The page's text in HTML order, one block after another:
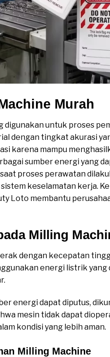
Murah
digunakan untuk proses
dengan tingkat akurasi
karena mampu
sumber energi yang
proses perawatan
keselamatan kerja.
Loto membantu
Milling
dengan kecepatan
energi listrik
energi dapat diputus,
mesin tidak dapat
kondisi yang lebih aman.
Milling Machine